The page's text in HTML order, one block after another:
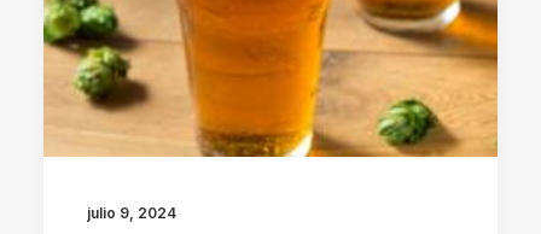
julio 9, 2024